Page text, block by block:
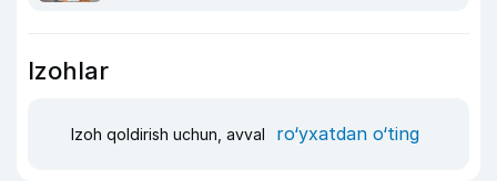
Izohlar
Izoh qoldirish uchun, avval ro‘yxatdan o‘ting